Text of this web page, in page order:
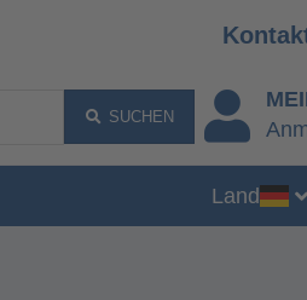
SUCHEN
Land